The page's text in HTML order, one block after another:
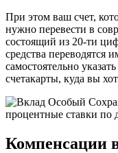
При этом ваш счет,
нужно перевести в
состоящий из 20-ти
средства переводятся
самостоятельно
счетакарты, куда вы
Компенсации